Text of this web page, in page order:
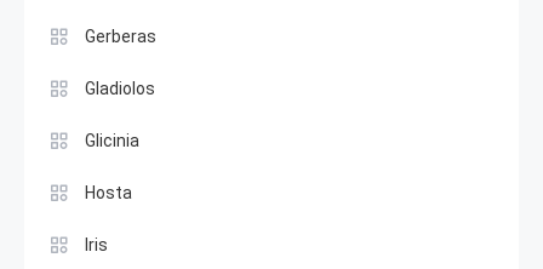
Gerberas
Gladiolos
Glicinia
Hosta
Iris